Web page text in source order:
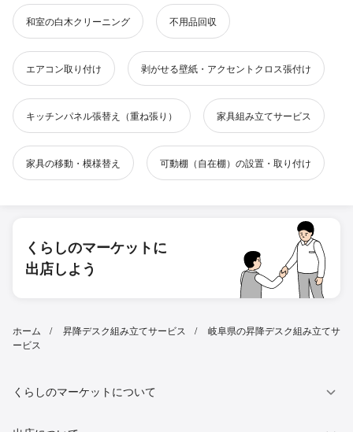
和室の白木クリーニング 不用品回収
エアコン取り付け 剥がせる壁紙・アクセントクロス張付け
キッチンパネル張替え（重ね張り） 家具組み立てサービス
家具の移動・模様替え 可動棚（自在棚）の設置・取り付け
くらしのマーケットに
出店しよう
ホーム 昇降デスク組み立てサービス
岐阜県の昇降デスク組み立てサ
ービス
くらしのマーケットについて